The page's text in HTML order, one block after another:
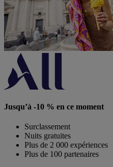
Jusqu’à -10 % en ce moment
Surclassement
Nuits gratuites
Plus de 2 000 expériences
Plus de 100 partenaires